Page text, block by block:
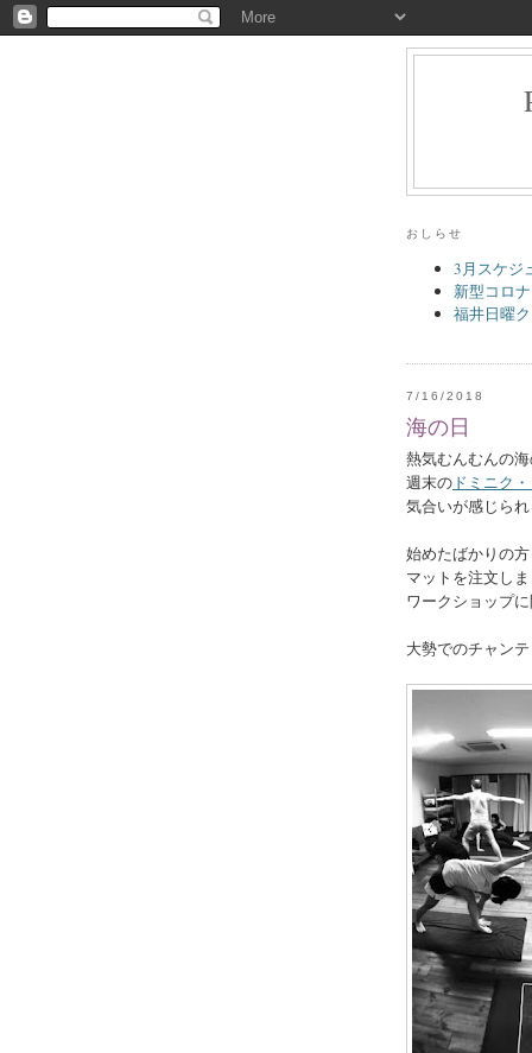
おしらせ
3月スケジ
新型コロ
福井日曜
7/16/2018
海の日
熱気むんむんの
週末の ドミニク
気合いが感じら
始めたばかりの
マットを注文し
ワークショップ
大勢でのチャン